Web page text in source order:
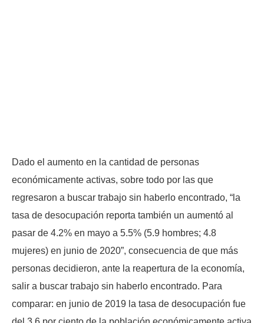
Dado el aumento en la cantidad de personas
económicamente activas, sobre todo por las que
regresaron a buscar trabajo sin haberlo encontrado, “la
tasa de desocupación reporta también un aumentó al
pasar de 4.2% en mayo a 5.5% (5.9 hombres; 4.8
mujeres) en junio de 2020”, consecuencia de que más
personas decidieron, ante la reapertura de la economía,
salir a buscar trabajo sin haberlo encontrado. Para
comparar: en junio de 2019 la tasa de desocupación fue